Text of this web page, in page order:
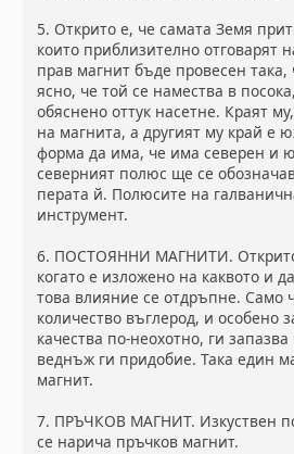
5. Открито е, че самата Земя
които приблизително отговарят
прав магнит бъде провесен
ясно, че той се намества в
обяснено оттук насетне. Краят
на магнита, а другият му край е
форма да има, че има северен и
северният полюс ще се
перата й. Полюсите на
инструмент.
6. ПОСТОЯННИ МАГНИТИ. Открито
когато е изложено на каквото и
това влияние се отдръпне. Само
количество въглерод, и особено
качества по-неохотно, ги
веднъж ги придобие. Така един
магнит.
7. ПРЪЧКОВ МАГНИТ. Изкуствен
се нарича пръчков магнит.